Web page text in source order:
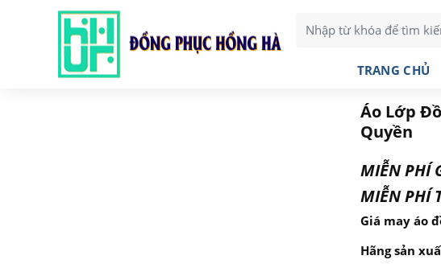
TRANG CHỦ
Áo Lớp
Quyền
MIỄN PHÍ
MIỄN PHÍ
Giá may áo
Hãng sản